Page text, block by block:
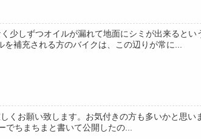
少しずつオイルが漏れて地面にシミが出来るとい
補充される方のバイクは、この辺りが常に...
くお願い致します。お気付きの方も多いかと思い
ちまちまと書いて公開したの...